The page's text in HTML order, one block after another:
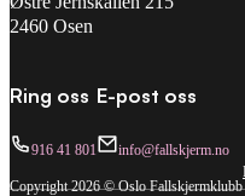
2460 Osen
Ring oss
916 41 801
E-post oss
info@fallskjerm.no
Copyright 2026 © Oslo Fallskjermklubb